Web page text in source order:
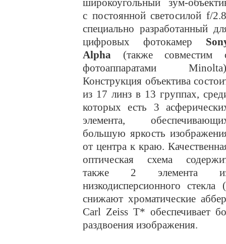
широкоугольный зум-
с постоянной светосилой f/
специально разработанный
цифровых фотокамер
Alpha (также совместим
фотоаппаратами Minolta
Конструкция объектива
из 17 линз в 13 группах,
которых есть 3
элемента,
большую яркость
от центра к краю.
оптическая схема
также 2 элемента
низкодисперсионного
снижают хроматические
Carl Zeiss T* обеспечивает
раздвоения изображения.